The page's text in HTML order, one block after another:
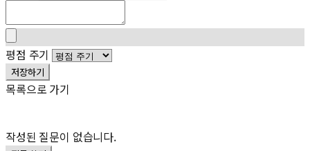
평점 주기
저장하기
목록으로 가기
작성된 질문이 없습니다.